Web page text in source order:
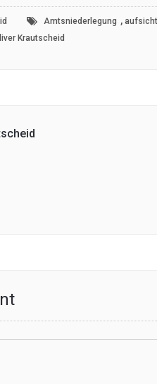
Amtsniederlegung ,
Krautscheid